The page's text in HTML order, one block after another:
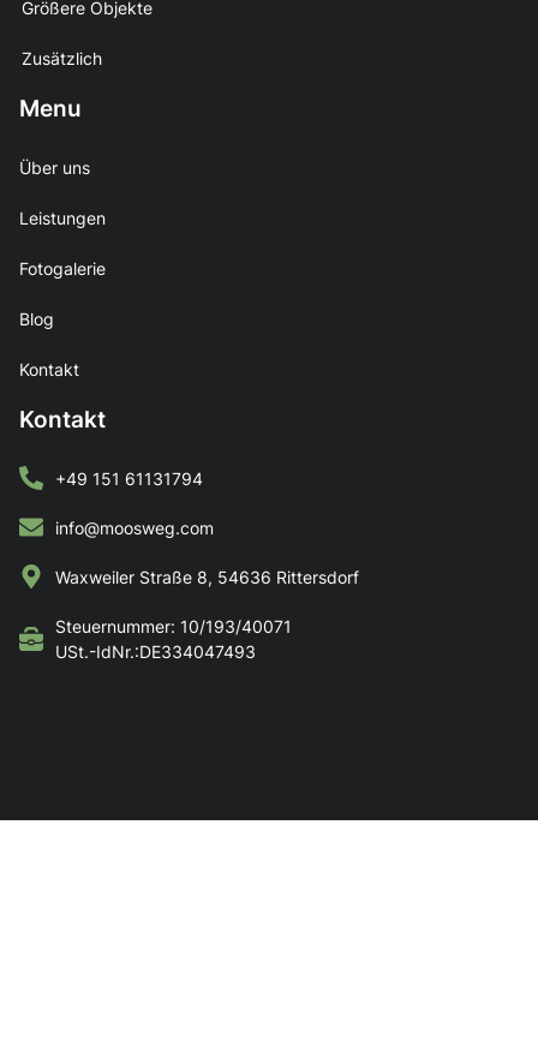
Größere Objekte
Zusätzlich
Menu
Über uns
Leistungen
Fotogalerie
Blog
Kontakt
Kontakt
+49 151 61131794
info@moosweg.com
Waxweiler Straße 8, 54636 Rittersdorf
Steuernummer: 10/193/40071
USt.-IdNr.:DE334047493